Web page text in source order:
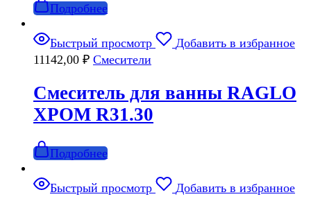
Подробнее
Быстрый просмотр
Добавить в избранное
11142,00 ₽ Смесители
Смеситель для ванны RAGLO
ХРОМ R31.30
Подробнее
Быстрый просмотр
Добавить в избранное